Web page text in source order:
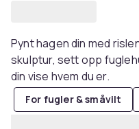
Pynt hagen din med
skulptur, sett opp
din vise hvem du er.
For fugler & småvilt